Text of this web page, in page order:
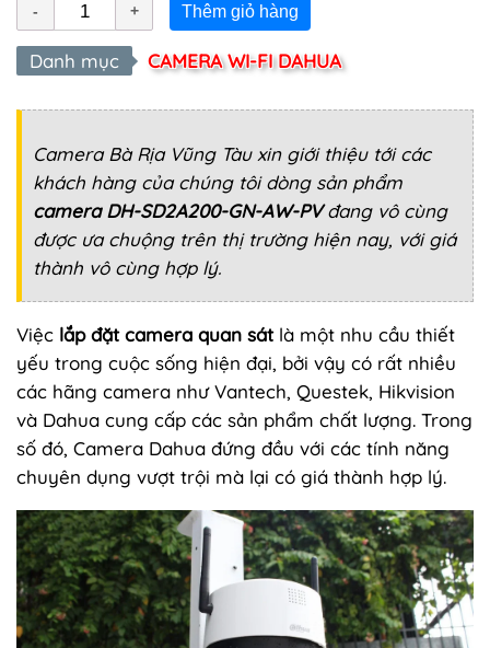
Thêm giỏ hàng
Danh mục CAMERA WI-FI DAHUA
Camera Bà Rịa Vũng Tàuxin giới thiệu tới các
khách hàng của chúng tôi dòng sản phẩm
camera DH-SD2A200-GN-AW-PVđang vô cùng
được ưa chuộng trên thị trường hiện nay, với giá
thành vô cùng hợp lý.
Việc lắp đặt camera quan sátlà một nhu cầu thiết
yếu trong cuộc sống hiện đại, bởi vậy có rất nhiều
các hãng camera như Vantech, Questek, Hikvision
và Dahua cung cấp các sản phẩm chất lượng. Trong
số đó, Camera Dahua đứng đầu với các tính năng
chuyên dụng vượt trội mà lại có giá thành hợp lý.